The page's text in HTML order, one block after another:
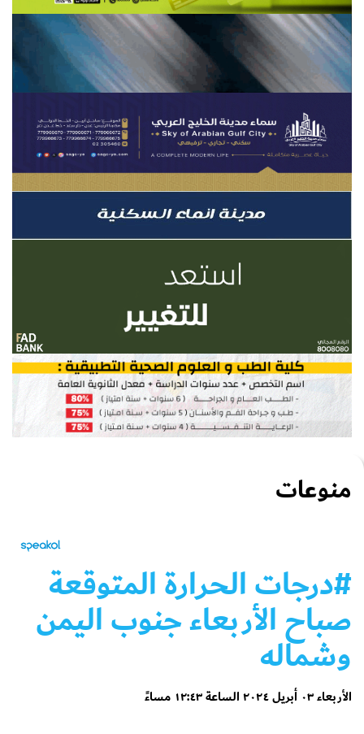
منوعات
#درجات الحرارة المتوقعة
صباح الأربعاء جنوب اليمن
وشماله
الأربعاء ٠٣ أبريل ٢٠٢٤ الساعة ١٢:٤٣ مساءً